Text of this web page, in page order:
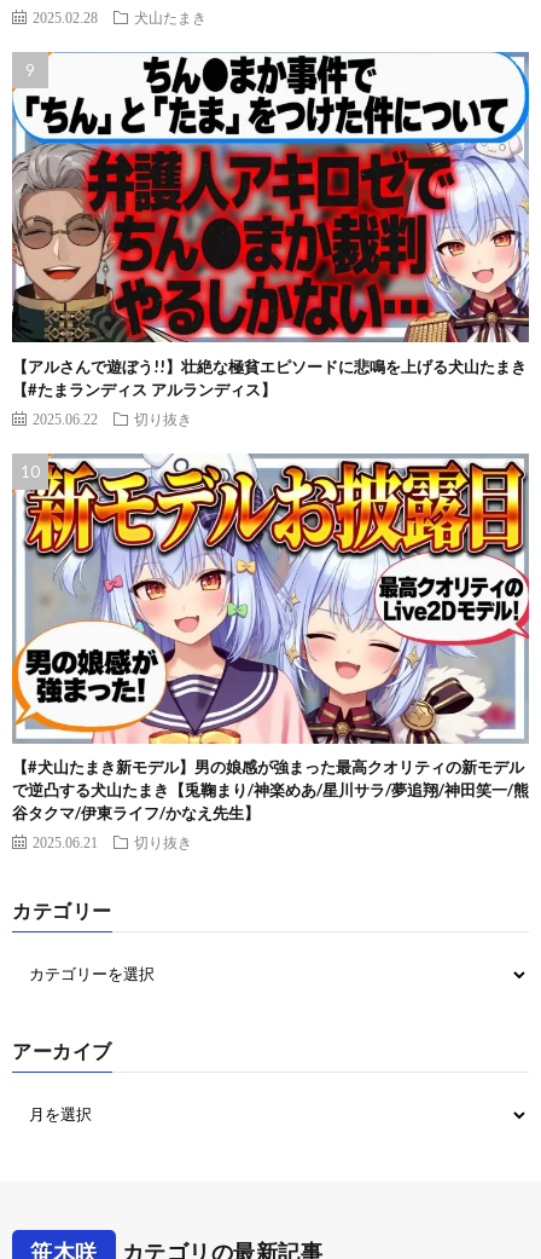
2025.02.28 犬山たまき
【アルさんで遊ぼう!!】壮絶な極貧エピソードに悲鳴を上げる犬山たまき
【#たまランディス アルランディス】
2025.06.22 切り抜き
【#犬山たまき新モデル】男の娘感が強まった最高クオリティの新モデル
で逆凸する犬山たまき【兎鞠まり/神楽めあ/星川サラ/夢追翔/神田笑一/熊
谷タクマ/伊東ライフ/かなえ先生】
2025.06.21 切り抜き
カテゴリー
アーカイブ
笹木咲 カテゴリの最新記事